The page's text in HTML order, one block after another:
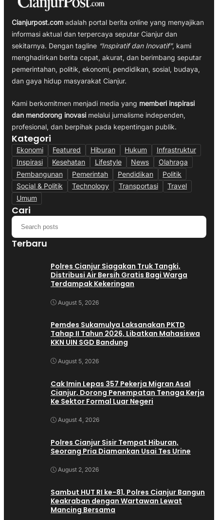
Cianjurpost.com adalah portal berita online yang menyajikan
informasi aktual dan terpercaya seputar Cianjur dan
sekitarnya. Dengan tagline “Inspiratif dan Inovatif”, kami
menghadirkan berita cepat, akurat, dan berimbang seputar
pemerintahan, politik, ekonomi, pendidikan, sosial, budaya,
dan gaya hidup masyarakat Cianjur.
Kami berkomitmen menjadi media yang memberi inspirasi
dan mendorong inovasi melalui jurnalisme independen,
profesional, dan berpihak pada kepentingan publik.
Kategori
Ekonomi Featured Hiburan Hukum
Infrastruktur
Inspirasi
Kesehatan Lifestyle News
Olahraga
Pembangunan
Pemerintah Pendidikan
Politik
Social & Politik
Technology Transportasi
Travel
Umum
Cari
Terbaru
Polres Cianjur Siagakan Truk Tangki,
Distribusi Air Bersih Gratis Bagi Warga
Terdampak Kekeringan
August 5, 2026
Pemdes Sukamulya Laksanakan PKTD
Tahap II Tahun 2026, Libatkan Mahasiswa
KKN UIN SGD Bandung
August 5, 2026
Cak Imin Lepas 357 Pekerja Migran Asal
Cianjur, Dorong Penempatan Tenaga Kerja
Ke Sektor Formal Luar Negeri
August 4, 2026
Polres Cianjur Sisir Tempat Hiburan,
Seorang Pria Diamankan Usai Tes Urine
August 2, 2026
Sambut HUT RI ke-81, Polres Cianjur Bangun
Keakraban dengan Wartawan Lewat
Mancing Bersama